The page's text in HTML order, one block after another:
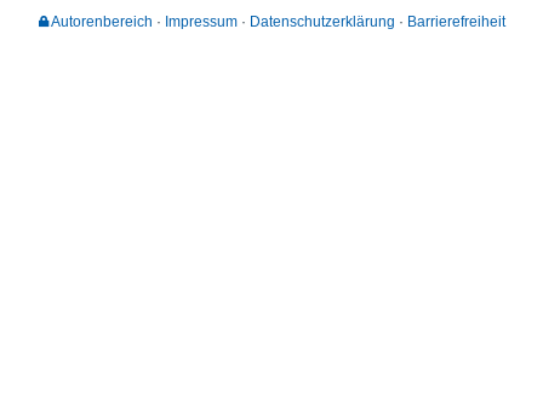
Autorenbereich Impressum Datenschutzerklärung Barrierefreiheit